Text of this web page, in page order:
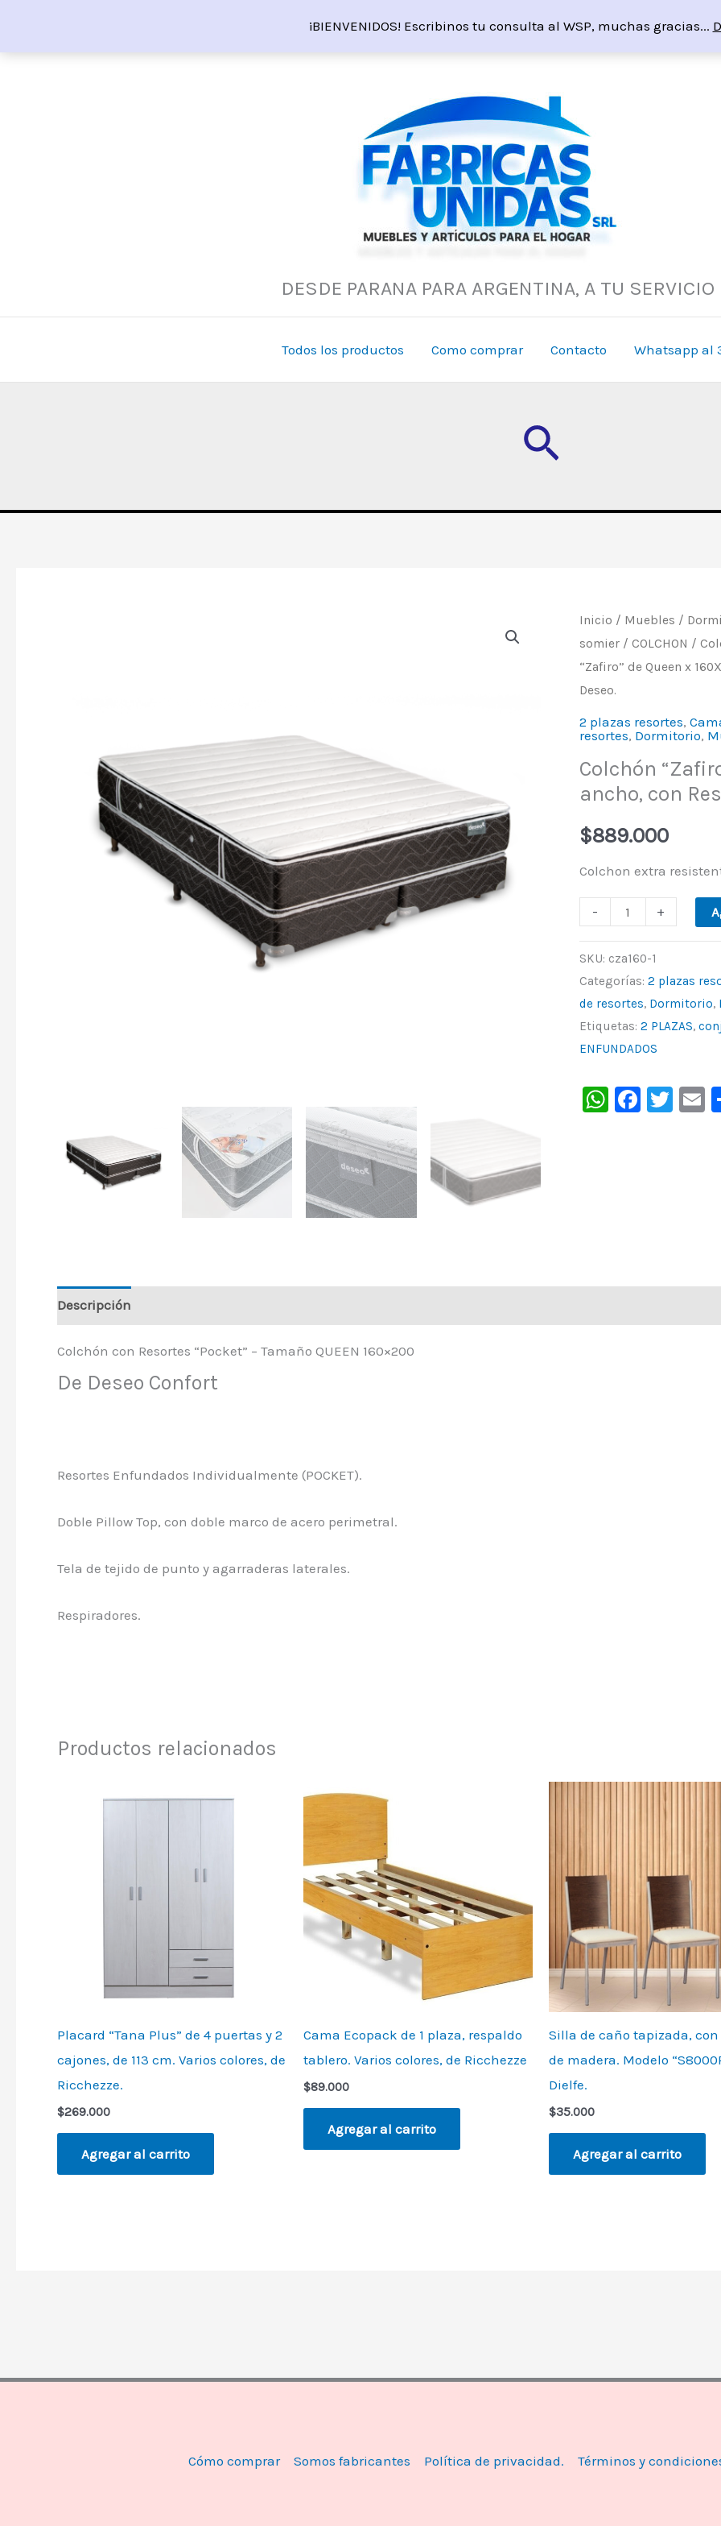
¡BIENVENIDOS! Escribinos tu consulta al WSP, muchas gracias...
DESDE PARANA PARA ARGENTINA, A TU
Todos los productos Como comprar Contacto Whatsapp al
Buscar
Inicio / Muebles /
somier /COLCHON /
“Zafiro” de Queen x
Deseo.
2 plazas resortes,
resortes, Dormitorio,
Colchón
ancho, con
$889.000
Colchon extra
-
Colchón
"Zafiro"
de
Queen
x
160X200
cm
de
con
Resortes
enfundados.
Deseo.
+
SKU: cza160-1
Categorías:2 plazas
de resortes, Dormitorio,
Etiquetas:2 PLAZAS,
ENFUNDADOS
Descripción
Colchón con Resortes “Pocket” – Tamaño QUEEN 160×200
De Deseo Confort
Resortes Enfundados Individualmente (POCKET).
Doble Pillow Top, con doble marco de acero perimetral.
Tela de tejido de punto y agarraderas laterales.
Respiradores.
Productos relacionados
Placard “Tana Plus” de 4 puertas y 2
cajones, de 113 cm. Varios colores, de
Ricchezze.
$269.000
Agregar al carrito
Cama Ecopack de 1 plaza, respaldo
tablero. Varios colores, de Ricchezze
$89.000
Agregar al carrito
Silla de caño tapizada, con
de madera. Modelo
Dielfe.
$35.000
Agregar al carrito
Cómo comprar Somos fabricantes Política de privacidad. Términos y